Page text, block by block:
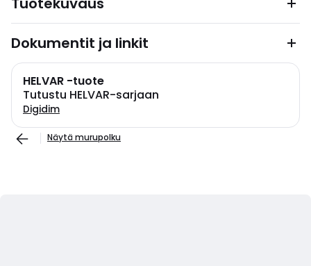
Dokumentit ja linkit
HELVAR -tuote
Tutustu HELVAR-sarjaan
Digidim
Näytä murupolku